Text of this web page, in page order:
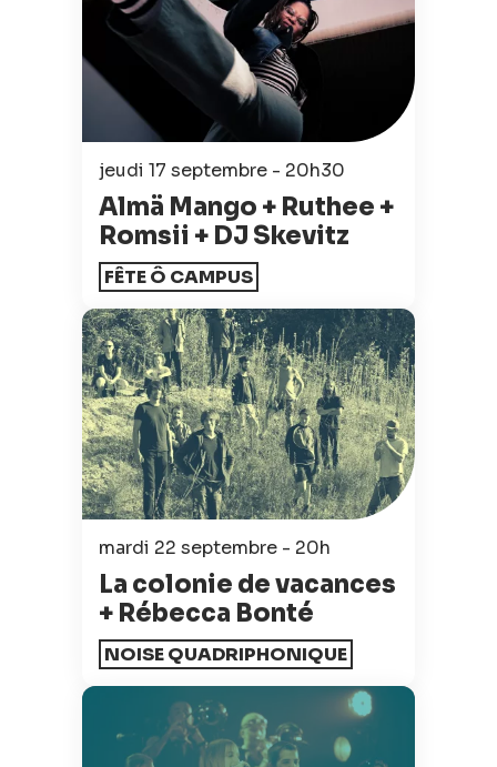
jeudi 17 septembre - 20h30
Almä Mango + Ruthee +
Romsii + DJ Skevitz
FÊTE Ô CAMPUS
mardi 22 septembre - 20h
La colonie de vacances
+ Rébecca Bonté
NOISE QUADRIPHONIQUE